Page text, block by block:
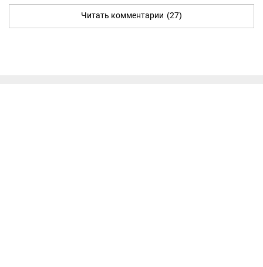
Читать комментарии (27)